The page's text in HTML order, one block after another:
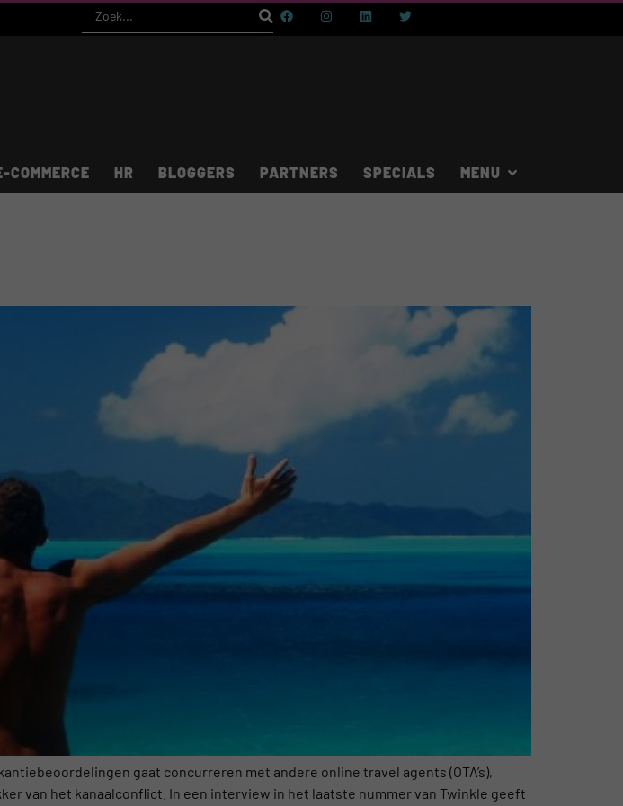
COMMERCE HR BLOGGERS PARTNERS SPECIALS
gaat concurreren met andere online travel agents (OTA’s),
van het kanaalconflict. In een interview in het laatste nummer van Twinkle geeft